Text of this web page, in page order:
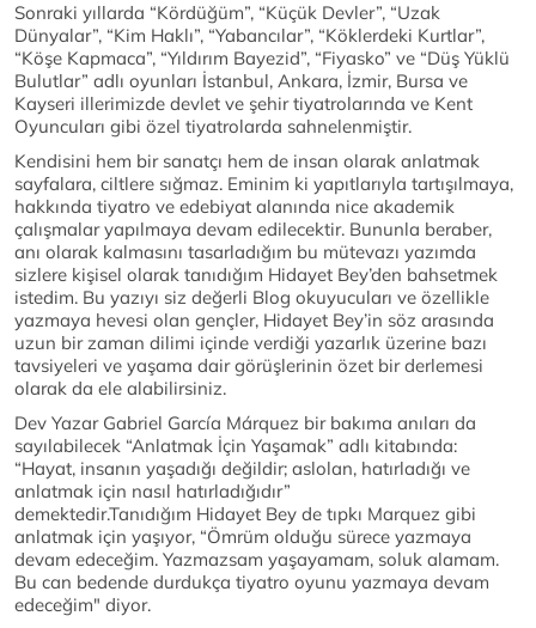
Sonraki yıllarda “Kördüğüm”, “Küçük Devler”, “Uzak
Dünyalar”, “Kim Haklı”, “Yabancılar”, “Köklerdeki Kurtlar”,
“Köşe Kapmaca”, “Yıldırım Bayezid”, “Fiyasko” ve “Düş Yüklü
Bulutlar” adlı oyunları İstanbul, Ankara, İzmir, Bursa ve
Kayseri illerimizde devlet ve şehir tiyatrolarında ve Kent
Oyuncuları gibi özel tiyatrolarda sahnelenmiştir.
Kendisini hem bir sanatçı hem de insan olarak anlatmak
sayfalara, ciltlere sığmaz. Eminim ki yapıtlarıyla tartışılmaya,
hakkında tiyatro ve edebiyat alanında nice akademik
çalışmalar yapılmaya devam edilecektir. Bununla beraber,
anı olarak kalmasını tasarladığım bu mütevazı yazımda
sizlere kişisel olarak tanıdığım Hidayet Bey’den bahsetmek
istedim. Bu yazıyı siz değerli Blog okuyucuları ve özellikle
yazmaya hevesi olan gençler, Hidayet Bey’in söz arasında
uzun bir zaman dilimi içinde verdiği yazarlık üzerine bazı
tavsiyeleri ve yaşama dair görüşlerinin özet bir derlemesi
olarak da ele alabilirsiniz.
Dev Yazar Gabriel García Márquez bir bakıma anıları da
sayılabilecek “Anlatmak İçin Yaşamak” adlı kitabında:
“Hayat, insanın yaşadığı değildir; aslolan, hatırladığı ve
anlatmak için nasıl hatırladığıdır”
demektedir.Tanıdığım Hidayet Bey de tıpkı Marquez gibi
anlatmak için yaşıyor, “Ömrüm olduğu sürece yazmaya
devam edeceğim. Yazmazsam yaşayamam, soluk alamam.
Bu can bedende durdukça tiyatro oyunu yazmaya devam
edeceğim" diyor.